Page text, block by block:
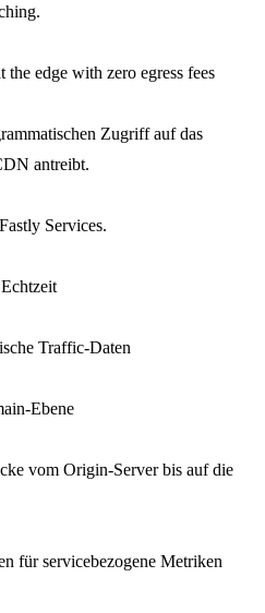
the edge with zero egress fees
Zugriff auf das
antreibt.
Services.
Traffic-Daten
Ebene
vom Origin-Server bis auf die
für servicebezogene Metriken